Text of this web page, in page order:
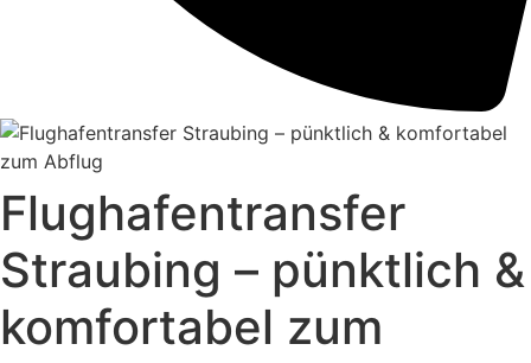
Flughafentransfer
Straubing – pünktlich &
komfortabel zum